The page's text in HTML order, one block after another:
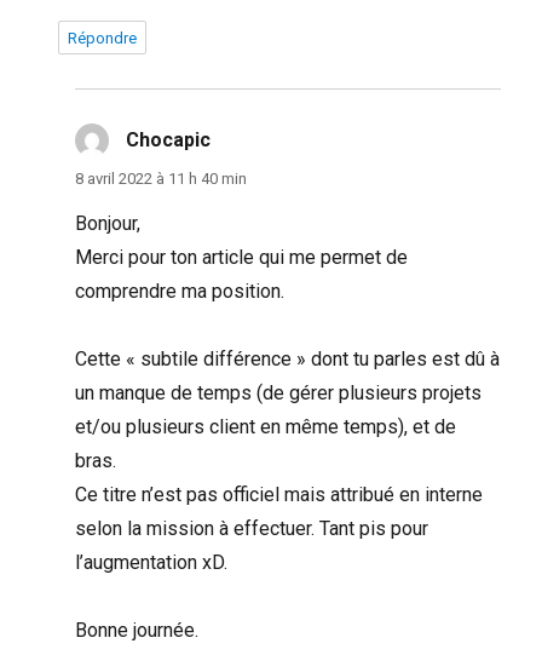
Répondre
Chocapic
8 avril 2022 à 11 h 40 min
Bonjour,
Merci pour ton article qui me permet de
comprendre ma position.
Cette « subtile différence » dont tu parles est dû à
un manque de temps (de gérer plusieurs projets
et/ou plusieurs client en même temps), et de
bras.
Ce titre n’est pas officiel mais attribué en interne
selon la mission à effectuer. Tant pis pour
l’augmentation xD.
Bonne journée.